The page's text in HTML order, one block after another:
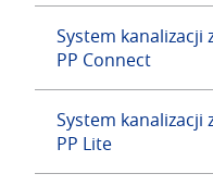
System kanalizacji
PP Connect
System kanalizacji
PP Lite